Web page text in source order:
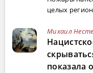
целых
Михаил
показала